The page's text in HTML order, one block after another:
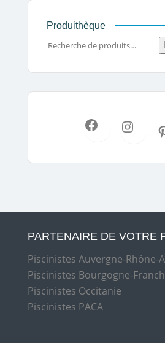
Produithèque
PARTENAIRE DE VOTRE
Piscinistes Auvergne-Rhône-
Piscinistes Bourgogne-
Piscinistes Occitanie
Piscinistes PACA